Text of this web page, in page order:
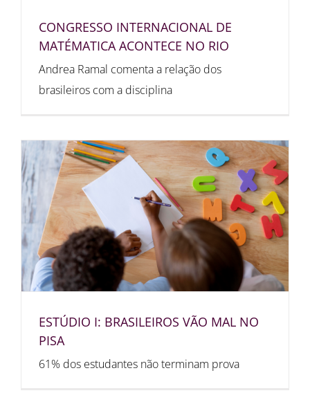
CONGRESSO INTERNACIONAL DE
MATÉMATICA ACONTECE NO RIO
Andrea Ramal comenta a relação dos
brasileiros com a disciplina
ESTÚDIO I: BRASILEIROS VÃO MAL NO
PISA
61% dos estudantes não terminam prova